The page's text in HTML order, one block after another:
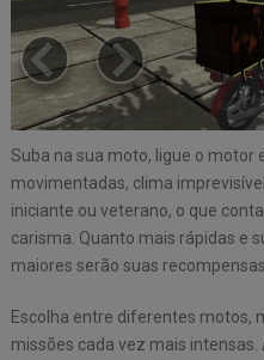
Suba na sua moto, ligue o motor
movimentadas, clima
iniciante ou veterano, o que
carisma. Quanto mais rápidas e
maiores serão suas recompensas.
Escolha entre diferentes motos,
missões cada vez mais